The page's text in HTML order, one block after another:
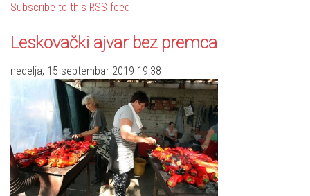
Subscribe to this RSS feed
Leskovački ajvar bez premca
nedelja, 15 septembar 2019 19:38